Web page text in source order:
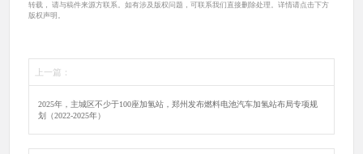
转载， 请与稿件来源方联系。如有涉及版权问题，可联系我们直接删除处理。详情请点击下方
版权声明。
上一篇：
2025年，主城区不少于100座加氢站，郑州发布燃料电池汽车加氢站布局专项规
划（2022-2025年）